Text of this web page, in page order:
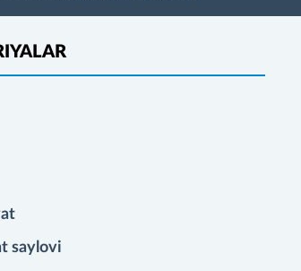
saylovi